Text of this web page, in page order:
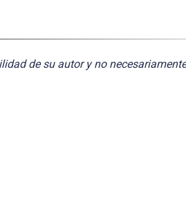
de su autor y no